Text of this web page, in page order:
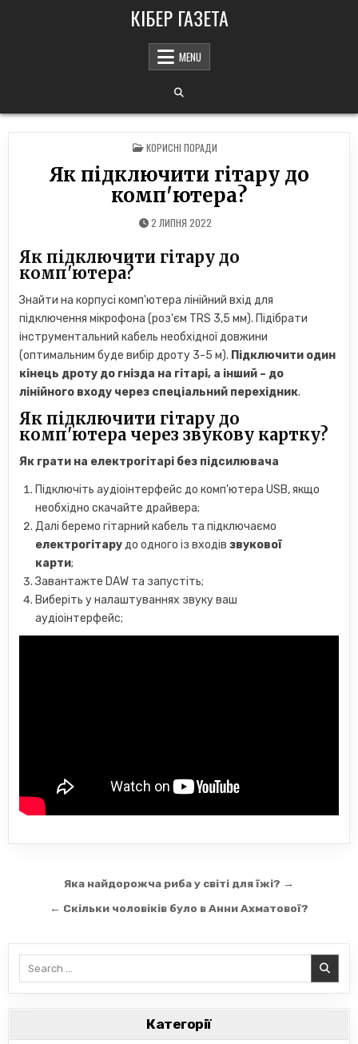
КІБЕР ГАЗЕТА
MENU
POSTED
IN
КОРИСНІ ПОРАДИ
Як підключити гітару до
комп'ютера?
2 ЛИПНЯ 2022
Як підключити гітару до
комп'ютера?
Знайти на корпусі комп'ютера лінійний вхід для
підключення мікрофона (роз'єм TRS 3,5 мм). Підібрати
інструментальний кабель необхідної довжини
(оптимальним буде вибір дроту 3-5 м). Підключити один
кінець дроту до гнізда на гітарі, а інший – до
лінійного входу через спеціальний перехідник.
Як підключити гітару до
комп'ютера через звукову картку?
Як грати на електрогітарі без підсилювача
Підключіть аудіоінтерфейс до комп'ютера USB, якщо
необхідно скачайте драйвера;
Далі беремо гітарний кабель та підключаємо
електрогітарудо одного із входівзвукової
карти;
Завантажте DAW та запустіть;
Виберіть у налаштуваннях звуку ваш
аудіоінтерфейс;
Навігація
записів
Яка найдорожча риба у світі для їжі? →
← Скільки чоловіків було в Анни Ахматової?
Категорії